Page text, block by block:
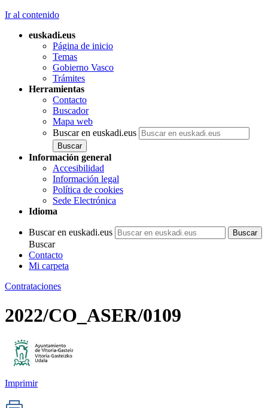
Ir al contenido
euskadi.eus
Página de inicio
Temas
Gobierno Vasco
Trámites
Herramientas
Contacto
Buscador
Mapa web
Buscar en euskadi.eus
Información general
Accesibilidad
Información legal
Política de cookies
Sede Electrónica
Idioma
Buscar en euskadi.eus
Buscar
Contacto
Mi carpeta
Contrataciones
2022/CO_ASER/0109
Imprimir